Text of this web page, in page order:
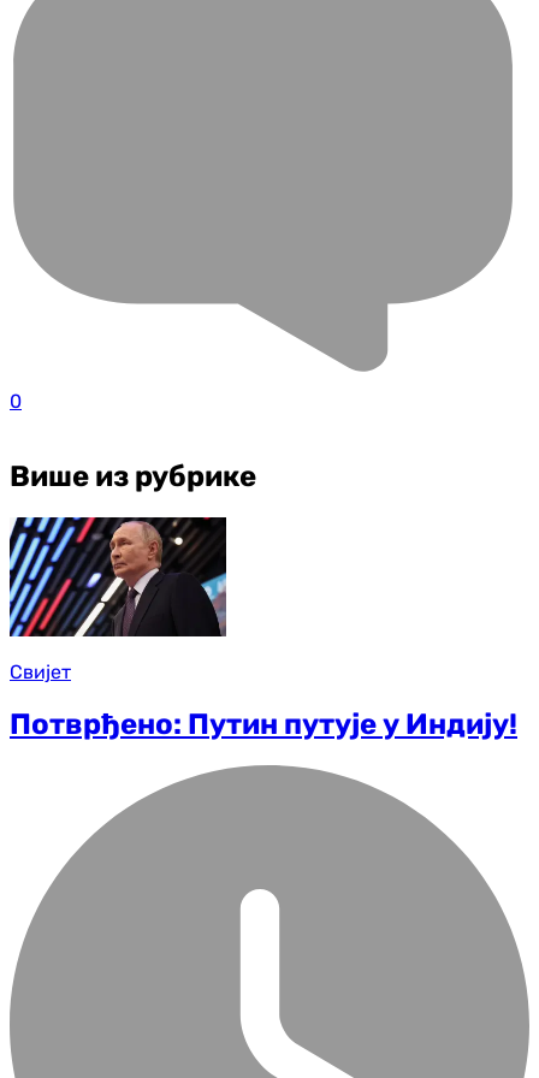
0
Више из рубрике
Свијет
Потврђено: Путин путује у Индију!